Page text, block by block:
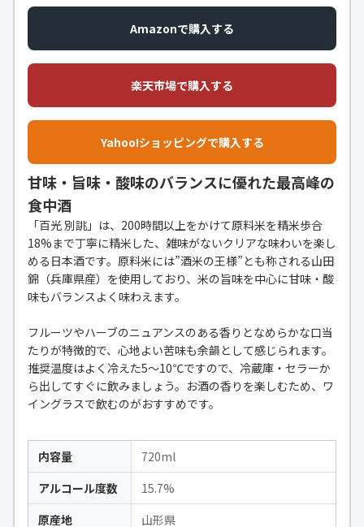
Amazonで購入する
楽天市場で購入する
Yahoo!ショッピングで購入する
甘味・旨味・酸味のバランスに優れた最高峰の
食中酒
「百光 別誂」は、200時間以上をかけて原料米を精米歩合
18%まで丁寧に精米した、雑味がないクリアな味わいを楽し
める日本酒です。原料米には”酒米の王様”とも称される山田
錦（兵庫県産）を使用しており、米の旨味を中心に甘味・酸
味もバランスよく味わえます。
フルーツやハーブのニュアンスのある香りとなめらかな口当
たりが特徴的で、心地よい苦味も余韻として感じられます。
推奨温度はよく冷えた5〜10℃ですので、冷蔵庫・セラーか
ら出してすぐに飲みましょう。お酒の香りを楽しむため、ワ
イングラスで飲むのがおすすめです。
内容量
720ml
アルコール度数
15.7%
原産地
山形県